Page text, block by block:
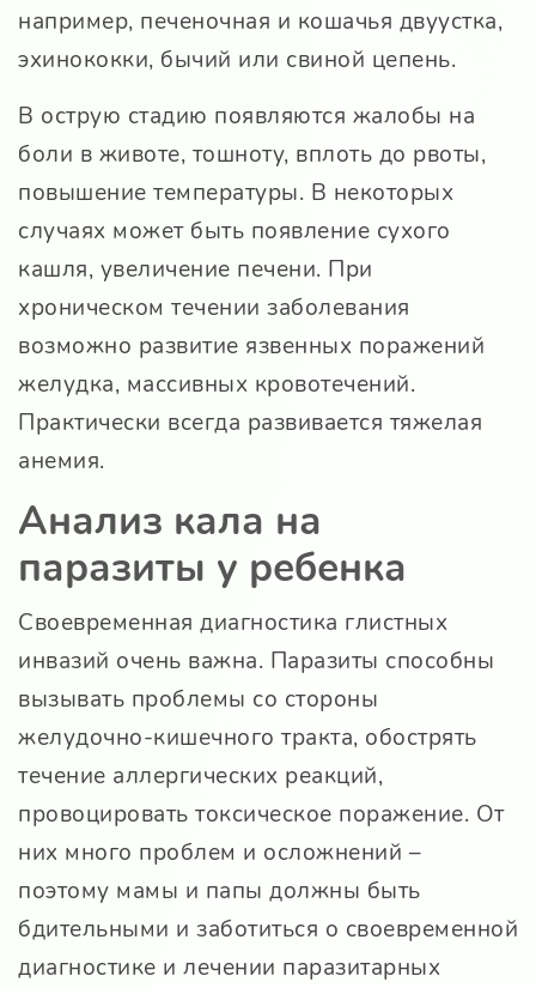
например, печеночная и кошачья двуустка,
эхинококки, бычий или свиной цепень.
В острую стадию появляются жалобы на
боли в животе, тошноту, вплоть до рвоты,
повышение температуры. В некоторых
случаях может быть появление сухого
кашля, увеличение печени. При
хроническом течении заболевания
возможно развитие язвенных поражений
желудка, массивных кровотечений.
Практически всегда развивается тяжелая
анемия.
Анализ кала на
паразиты у ребенка
Своевременная диагностика глистных
инвазий очень важна. Паразиты способны
вызывать проблемы со стороны
желудочно-кишечного тракта, обострять
течение аллергических реакций,
провоцировать токсическое поражение. От
них много проблем и осложнений –
поэтому мамы и папы должны быть
бдительными и заботиться о своевременной
диагностике и лечении паразитарных